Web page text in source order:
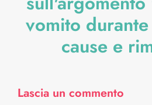
vomito
cause e
Lascia un commento